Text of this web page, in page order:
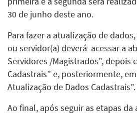
30 de junho deste ano.
Para fazer a atualização de
ou servidor(a) deverá acessar a
Servidores /Magistrados”, depois
Cadastrais” e, posteriormente,
Atualização de Dados Cadastrais”.
Ao final, após seguir as etapas da